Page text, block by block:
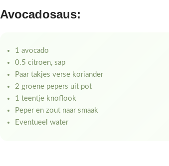
Avocadosaus:
1 avocado
0.5 citroen, sap
Paar takjes verse koriander
2 groene pepers uit pot
1 teentje knoflook
Peper en zout naar smaak
Eventueel water